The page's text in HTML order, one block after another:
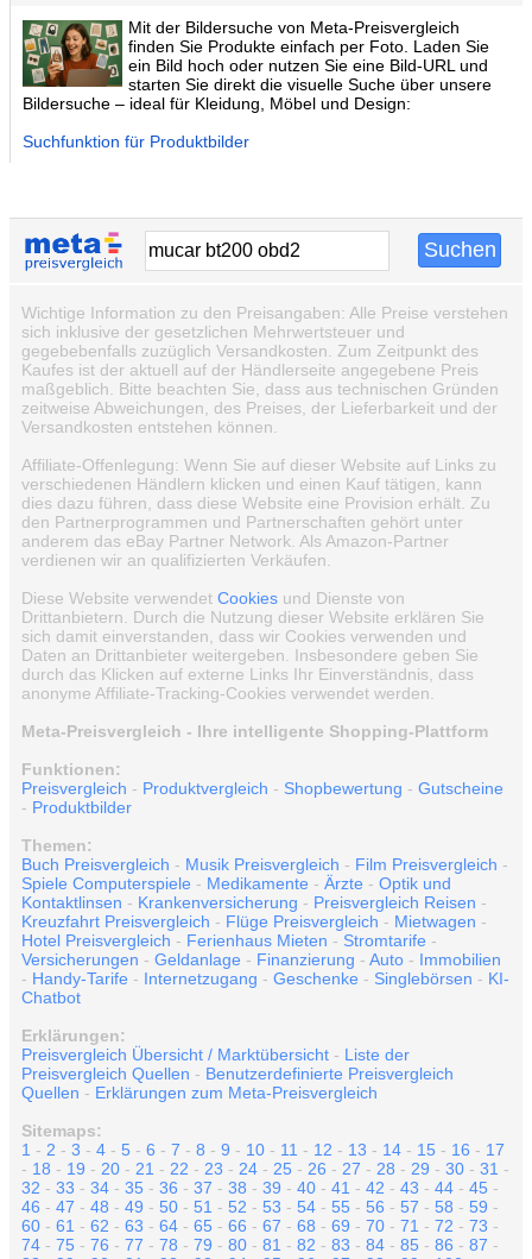
Mit der Bildersuche von Meta-Preisvergleich
finden Sie Produkte einfach per Foto. Laden Sie
ein Bild hoch oder nutzen Sie eine Bild-URL und
starten Sie direkt die visuelle Suche über unsere
Bildersuche – ideal für Kleidung, Möbel und Design:
Suchfunktion für Produktbilder
Wichtige Information zu den Preisangaben: Alle Preise verstehen
sich inklusive der gesetzlichen Mehrwertsteuer und
gegebebenfalls zuzüglich Versandkosten. Zum Zeitpunkt des
Kaufes ist der aktuell auf der Händlerseite angegebene Preis
maßgeblich. Bitte beachten Sie, dass aus technischen Gründen
zeitweise Abweichungen, des Preises, der Lieferbarkeit und der
Versandkosten entstehen können.
Affiliate-Offenlegung: Wenn Sie auf dieser Website auf Links zu
verschiedenen Händlern klicken und einen Kauf tätigen, kann
dies dazu führen, dass diese Website eine Provision erhält. Zu
den Partnerprogrammen und Partnerschaften gehört unter
anderem das eBay Partner Network. Als Amazon-Partner
verdienen wir an qualifizierten Verkäufen.
Diese Website verwendet Cookies und Dienste von
Drittanbietern. Durch die Nutzung dieser Website erklären Sie
sich damit einverstanden, dass wir Cookies verwenden und
Daten an Drittanbieter weitergeben. Insbesondere geben Sie
durch das Klicken auf externe Links Ihr Einverständnis, dass
anonyme Affiliate-Tracking-Cookies verwendet werden.
Meta-Preisvergleich - Ihre intelligente Shopping-Plattform
Funktionen:
Preisvergleich - Produktvergleich - Shopbewertung - Gutscheine
- Produktbilder
Themen:
Buch Preisvergleich - Musik Preisvergleich - Film Preisvergleich -
Spiele Computerspiele - Medikamente - Ärzte - Optik und
Kontaktlinsen - Krankenversicherung - Preisvergleich Reisen -
Kreuzfahrt Preisvergleich - Flüge Preisvergleich - Mietwagen -
Hotel Preisvergleich - Ferienhaus Mieten - Stromtarife -
Versicherungen - Geldanlage - Finanzierung - Auto - Immobilien
- Handy-Tarife - Internetzugang - Geschenke - Singlebörsen - KI-
Chatbot
Erklärungen:
Preisvergleich Übersicht / Marktübersicht - Liste der
Preisvergleich Quellen - Benutzerdefinierte Preisvergleich
Quellen - Erklärungen zum Meta-Preisvergleich
Sitemaps:
1 - 2 - 3 - 4 - 5 - 6 - 7 - 8 - 9 - 10 - 11 - 12 - 13 - 14 - 15 - 16 - 17
- 18 - 19 - 20 - 21 - 22 - 23 - 24 - 25 - 26 - 27 - 28 - 29 - 30 - 31 -
32 - 33 - 34 - 35 - 36 - 37 - 38 - 39 - 40 - 41 - 42 - 43 - 44 - 45 -
46 - 47 - 48 - 49 - 50 - 51 - 52 - 53 - 54 - 55 - 56 - 57 - 58 - 59 -
60 - 61 - 62 - 63 - 64 - 65 - 66 - 67 - 68 - 69 - 70 - 71 - 72 - 73 -
74 - 75 - 76 - 77 - 78 - 79 - 80 - 81 - 82 - 83 - 84 - 85 - 86 - 87 -